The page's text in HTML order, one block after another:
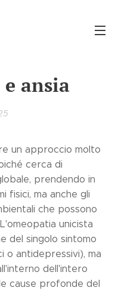
ansia
un approccio molto
cerca di
prendendo in
fisici, ma anche gli
che possono
unicista
del singolo sintomo
o antidepressivi), ma
dell'intero
cause profonde del